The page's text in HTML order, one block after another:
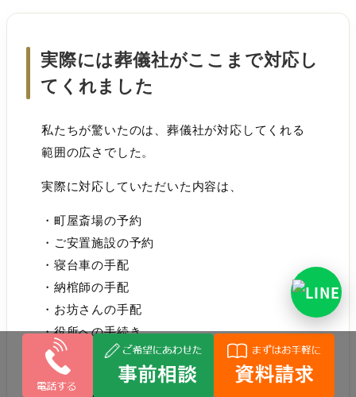
実際には葬儀社がここまで対応し
てくれました
私たちが驚いたのは、葬儀社が対応してくれる
範囲の広さでした。
実際に対応していただいた内容は、
・町屋斎場の予約
・ご安置施設の予約
・寝台車の手配
・納棺師の手配
・お坊さんの手配
・役所への手続き
・葬儀スケジュールの作成
・喪主がやるべきことの説明